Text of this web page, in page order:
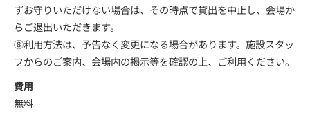
ずお守りいただけない場合は、その時点で貸出を中止し、会場か
らご退出いただきます。
⑧利用方法は、予告なく変更になる場合があります。施設スタッ
フからのご案内、会場内の掲示等を確認の上、ご利用ください。
費用
無料